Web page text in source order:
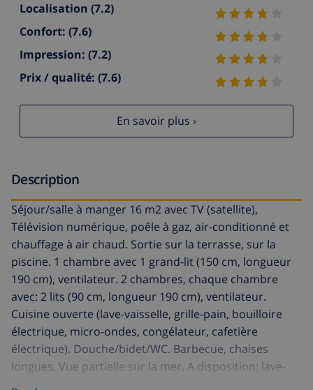
Localisation (7.2)
Confort: (7.6)
Impression: (7.2)
Prix / qualité: (7.6)
En savoir plus ›
Description
Séjour/salle à manger 16 m2 avec TV (satellite),
Télévision numérique, poêle à gaz, air-conditionné et
chauffage à air chaud. Sortie sur la terrasse, sur la
piscine. 1 chambre avec 1 grand-lit (150 cm, longueur
190 cm), ventilateur. 2 chambres, chaque chambre
avec: 2 lits (90 cm, longueur 190 cm), ventilateur.
Cuisine ouverte (lave-vaisselle, grille-pain, bouilloire
électrique, micro-ondes, congélateur, cafetière
électrique). Douche/bidet/WC. Barbecue, chaises
longues. Vue partielle sur la mer. A disposition: lave-